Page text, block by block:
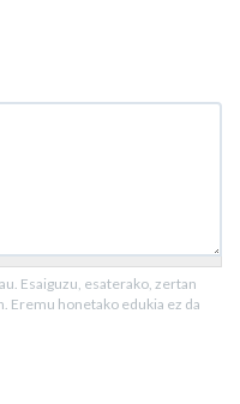
Esaiguzu, esaterako, zertan
Eremu honetako edukia ez da